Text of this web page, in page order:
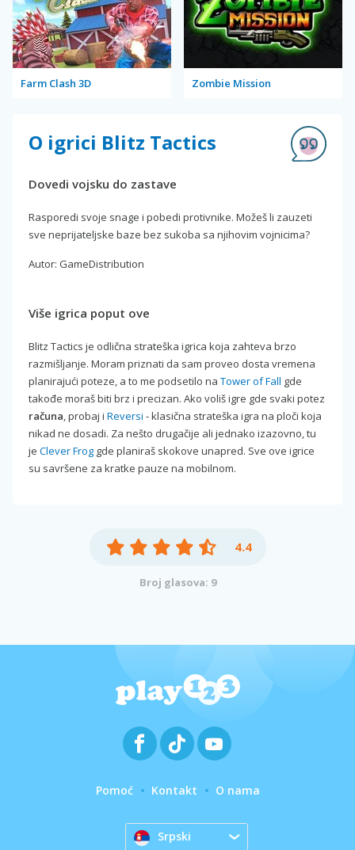
Farm Clash 3D Zombie Mission
O igrici Blitz Tactics
Dovedi vojsku do zastave
Rasporedi svoje snage i pobedi protivnike. Možeš li zauzeti
sve neprijateljske baze bez sukoba sa njihovim vojnicima?
Autor: GameDistribution
Više igrica poput ove
Blitz Tactics je odlična strateška igrica koja zahteva brzo
razmišljanje. Moram priznati da sam proveo dosta vremena
planirajući poteze, a to me podsetilo na Tower of Fall gde
takođe moraš biti brz i precizan. Ako voliš igre gde svaki potez
računa, probaj i Reversi - klasična strateška igra na ploči koja
nikad ne dosadi. Za nešto drugačije ali jednako izazovno, tu
je Clever Frog gde planiraš skokove unapred. Sve ove igrice
su savršene za kratke pauze na mobilnom.
4.4
Broj glasova: 9
Pomoć Kontakt O nama
Srpski